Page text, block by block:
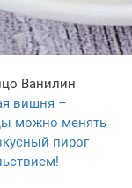
Ванилин
вишня –
можно менять
пирог